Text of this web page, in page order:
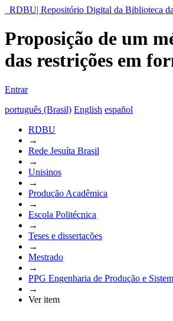
RDBU| Repositório Digital da Biblioteca
Proposição de um
das restrições em
Entrar
português (Brasil) English español
RDBU
→
Rede Jesuíta Brasil
→
Unisinos
→
Produção Acadêmica
→
Escola Politécnica
→
Teses e dissertações
→
Mestrado
→
PPG Engenharia de Produção e
→
Ver item